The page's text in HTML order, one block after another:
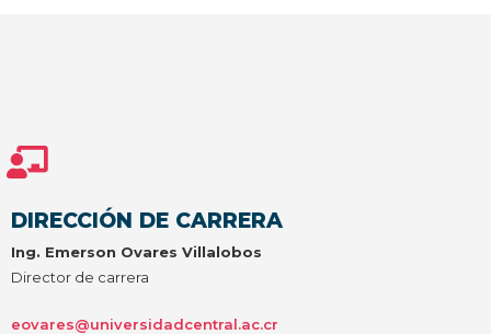
DIRECCIÓN DE CARRERA
Ing. Emerson Ovares Villalobos
Director de carrera
eovares@universidadcentral.ac.cr